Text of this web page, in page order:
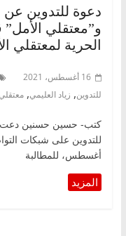
دعوة للتدوين عن
و”معتقلي
الحرية
16 أغسطس، 2021
للتدوين, زياد العليمي,
كتب- حسين حسنين دعت
أغسطس، للمطالبة